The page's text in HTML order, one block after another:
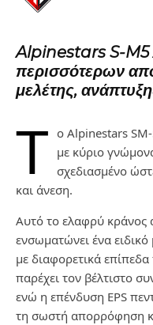
AlpinestarsS-
περισσότερων
μελέτης,
Τ ο Alpinestars
με κύριο
σχεδιασμένο
και άνεση.
Αυτό το ελαφρύ κράνος
ενσωματώνει ένα
με διαφορετικά επίπεδα
παρέχει τον βέλτιστο
ενώ η επένδυση EPS
τη σωστή απορρόφηση